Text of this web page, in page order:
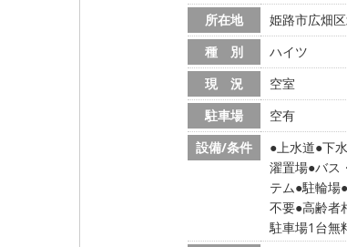
所在地
姫路市広畑
種 別
ハイツ
現 況
空室
駐車場
空有
設備/条件
上水道 下
濯置場 バス
テム 駐輪場
不要 高齢者
駐車場1台無